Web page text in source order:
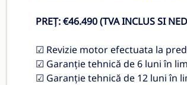
PREȚ: €46.490 (TVA INCLUS SI
☑ Revizie motor efectuata la
☑ Garanție tehnică de 6 luni în
☑ Garanție tehnică de 12 luni în